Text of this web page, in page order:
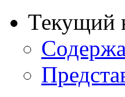
Текущий